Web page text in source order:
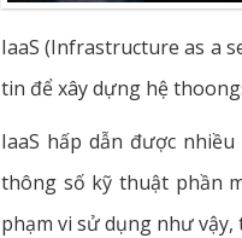
IaaS (Infrastructure as a
tin để xây dựng hệ
IaaS hấp dẫn được
thông số kỹ thuật phần
phạm vi sử dụng như